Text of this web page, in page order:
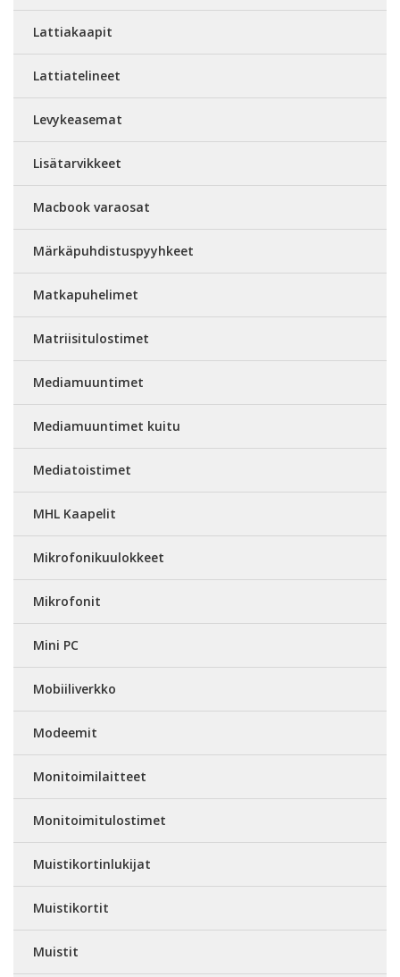
Lattiakaapit
Lattiatelineet
Levykeasemat
Lisätarvikkeet
Macbook varaosat
Märkäpuhdistuspyyhkeet
Matkapuhelimet
Matriisitulostimet
Mediamuuntimet
Mediamuuntimet kuitu
Mediatoistimet
MHL Kaapelit
Mikrofonikuulokkeet
Mikrofonit
Mini PC
Mobiiliverkko
Modeemit
Monitoimilaitteet
Monitoimitulostimet
Muistikortinlukijat
Muistikortit
Muistit